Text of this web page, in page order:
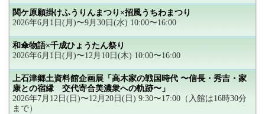
関ケ原願掛けふうりんまつり×招風うちわまつり
2026年6月1日(月)〜9月30日(水) 10:00〜16:00
和傘物語×千成ひょうたん祭り
2026年6月1日(月)〜12月10日(木) 10:00〜16:00
上石津郷土資料館企画展「高木家の戦国時代 〜信長・秀吉・家
康との宿縁 交代寄合美濃衆への軌跡〜」
2026年7月12日(日)〜12月20日(日) 9:30〜17:00（入館は16時30分
まで）